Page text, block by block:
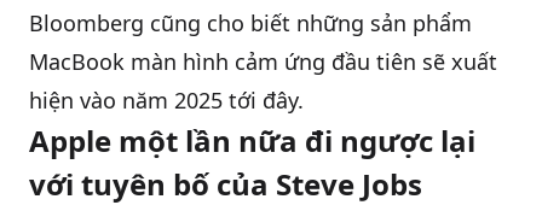
Bloomberg cũng cho biết những sản phẩm
MacBook màn hình cảm ứng đầu tiên sẽ xuất
hiện vào năm 2025 tới đây.
Apple một lần nữa đi ngược lại
với tuyên bố của Steve Jobs